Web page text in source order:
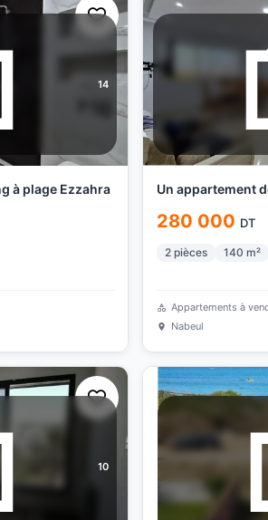
14
à plage Ezzahra
Un appartement
280 000 DT
2 pièces 140 m²
Appartements à
Nabeul
10